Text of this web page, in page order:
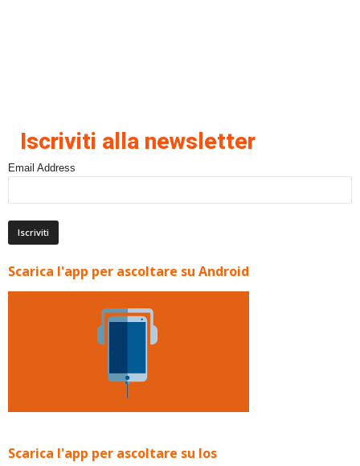
Iscriviti alla newsletter
Email Address
Scarica l'app per ascoltare su Android
Scarica l'app per ascoltare su Ios